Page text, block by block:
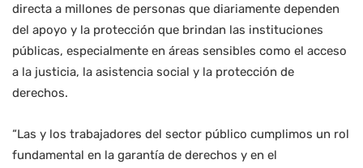
directa a millones de personas que diariamente dependen
del apoyo y la protección que brindan las instituciones
públicas, especialmente en áreas sensibles como el acceso
a la justicia, la asistencia social y la protección de
derechos.
“Las y los trabajadores del sector público cumplimos un rol
fundamental en la garantía de derechos y en el